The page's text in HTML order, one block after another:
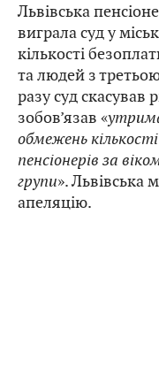
Львівська
виграла суд у
кількості
та людей з
разу суд
зобов’язав «
обмежень
пенсіонерів за
групи». Львівська
апеляцію.